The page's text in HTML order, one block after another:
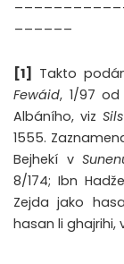
[1] Takto
Fewáid, 1/97
Albáního, viz
1555.
Bejhekí v
8/174; Ibn
Zejda jako
hasan li ghajrihi,